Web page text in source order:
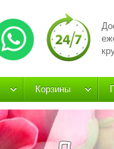
Корзины